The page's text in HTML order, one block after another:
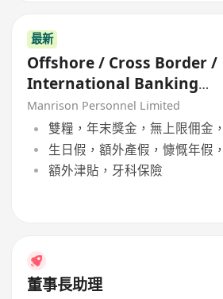
最新
Offshore / Cross Border /
International Banking
Relationship Manager
Manrison Personnel Limited
雙糧，年末獎金，無上限佣金
生日假，額外產假，慷慨年假
額外津貼，牙科保險
董事長助理